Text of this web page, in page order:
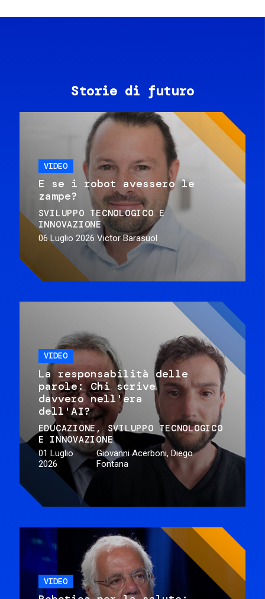
Storie di futuro
VIDEO
E se i robot avessero le
zampe?
SVILUPPO TECNOLOGICO E
INNOVAZIONE
06 Luglio 2026 Victor Barasuol
VIDEO
La responsabilità delle
parole: Chi scrive
davvero nell'era
dell'AI?
EDUCAZIONE
SVILUPPO TECNOLOGICO
E INNOVAZIONE
01 Luglio
2026
Giovanni Acerboni, Diego
Fontana
VIDEO